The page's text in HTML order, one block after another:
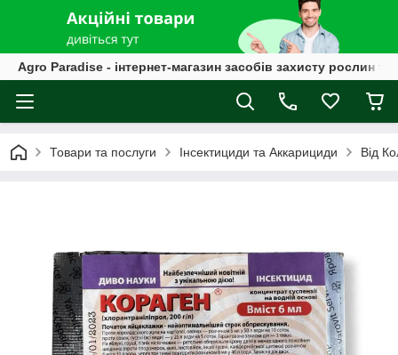
Agro Paradise - інтернет-магазин засобів захисту рослин
Товари та послуги Інсектициди та Аккарициди Від